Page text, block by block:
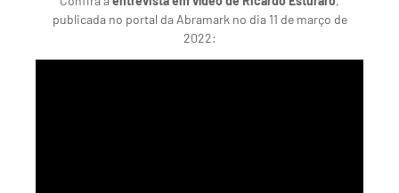
publicada no portal da Abramark no dia 11 de março de
2022: